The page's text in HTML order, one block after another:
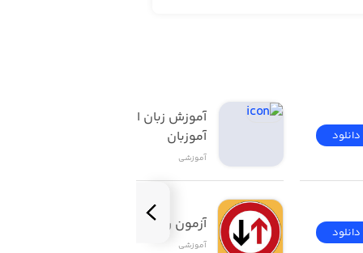
دانلود
دانلود
آموزبان
آموزشی
آزمون راهنمایی و رانندگی
آموزشی